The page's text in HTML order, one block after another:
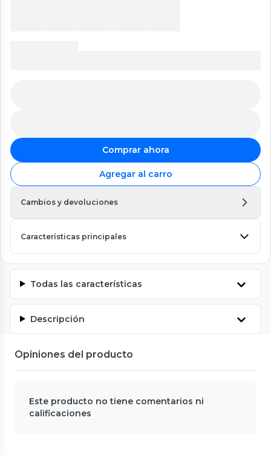
Comprar ahora
Agregar al carro
Cambios y devoluciones
Características principales
Todas las características
Descripción
Opiniones del producto
Este producto no tiene comentarios ni
calificaciones